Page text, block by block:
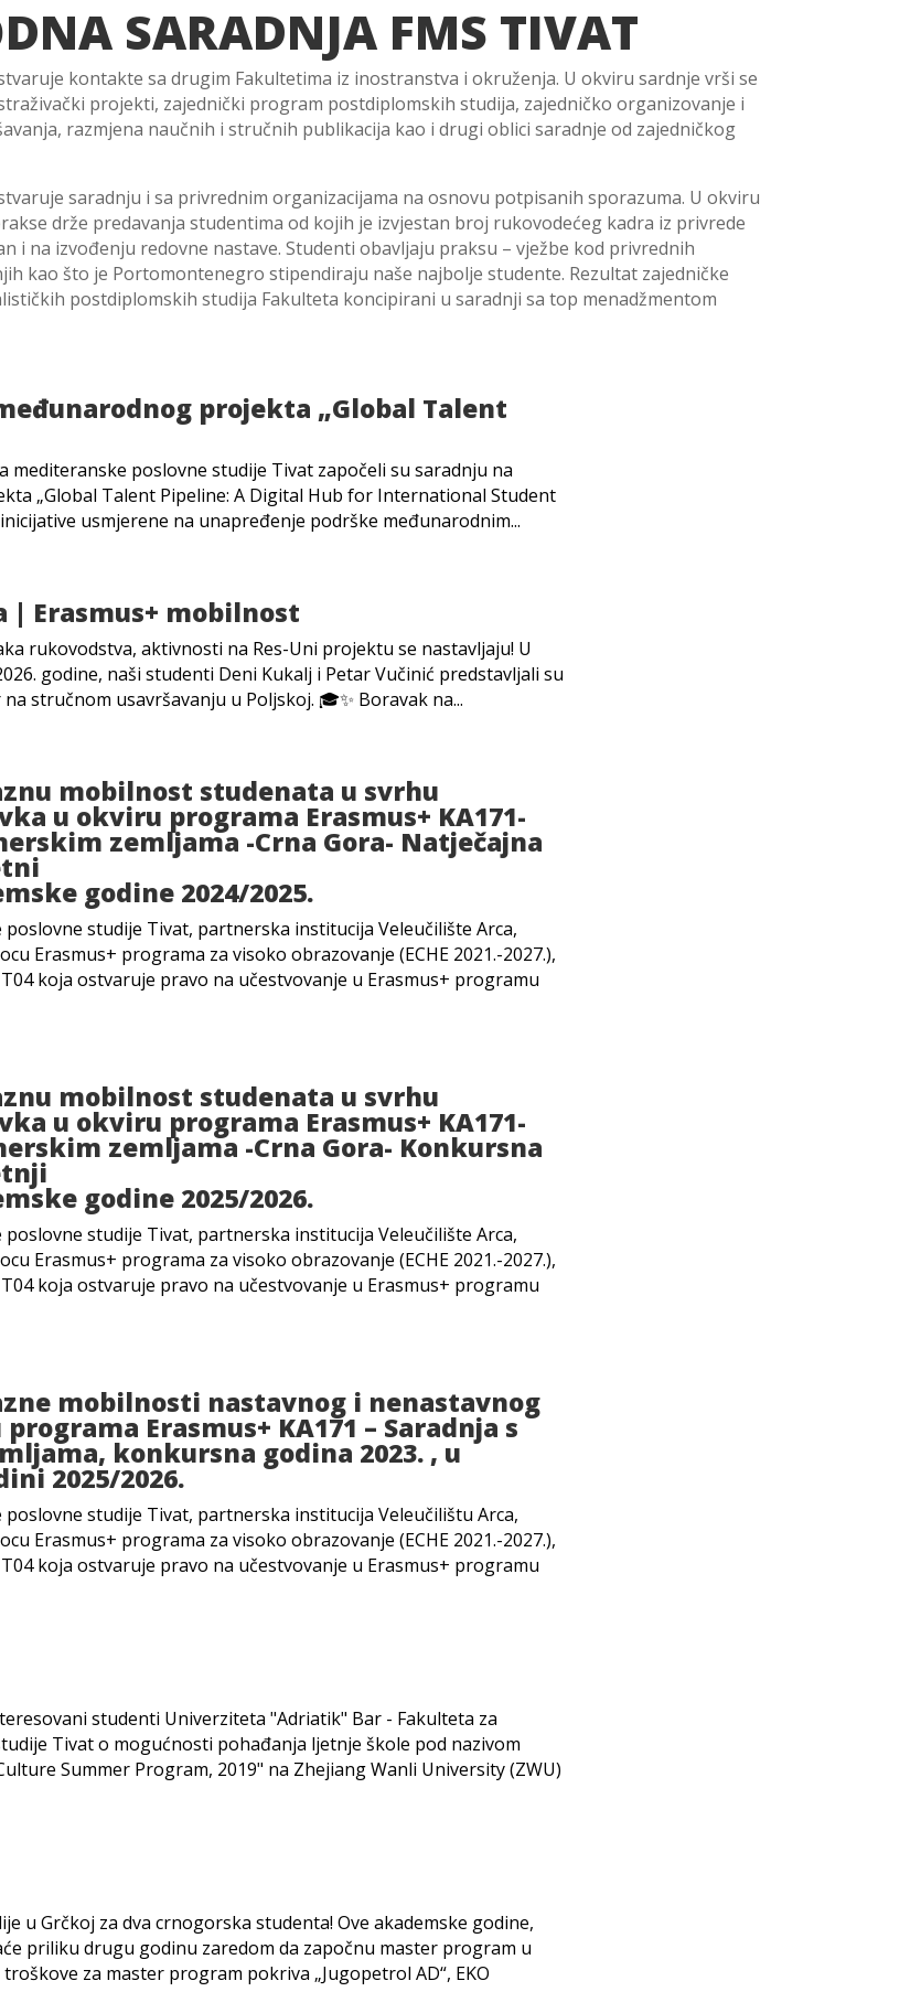
SARADNJA FMS TIVAT
kontakte sa drugim Fakultetima iz inostranstva i okruženja. U okviru sardnje vrši se
projekti, zajednički program postdiplomskih studija, zajedničko organizovanje i
razmjena naučnih i stručnih publikacija kao i drugi oblici saradnje od zajedničkog
saradnju i sa privrednim organizacijama na osnovu potpisanih sporazuma. U okviru
drže predavanja studentima od kojih je izvjestan broj rukovodećeg kadra iz privrede
i na izvođenju redovne nastave. Studenti obavljaju praksu – vježbe kod privrednih
kao što je Portomontenegro stipendiraju naše najbolje studente. Rezultat zajedničke
postdiplomskih studija Fakulteta koncipirani u saradnji sa top menadžmentom
projekta „Global Talent
mediteranske poslovne studije Tivat započeli su saradnju na
„Global Talent Pipeline: A Digital Hub for International Student
usmjerene na unapređenje podrške međunarodnim...
| Erasmus+ mobilnost
rukovodstva, aktivnosti na Res-Uni projektu se nastavljaju! U
godine, naši studenti Deni Kukalj i Petar Vučinić predstavljali su
stručnom usavršavanju u Poljskoj. 🎓✨ ​Boravak na...
mobilnost studenata u svrhu
u okviru programa Erasmus+ KA171-
zemljama -Crna Gora- Natječajna
godine 2024/2025.
studije Tivat, partnerska institucija Veleučilište Arca,
Erasmus+ programa za visoko obrazovanje (ECHE 2021.-2027.),
koja ostvaruje pravo na učestvovanje u Erasmus+ programu
mobilnost studenata u svrhu
u okviru programa Erasmus+ KA171-
zemljama -Crna Gora- Konkursna
godine 2025/2026.
studije Tivat, partnerska institucija Veleučilište Arca,
Erasmus+ programa za visoko obrazovanje (ECHE 2021.-2027.),
koja ostvaruje pravo na učestvovanje u Erasmus+ programu
mobilnosti nastavnog i nenastavnog
Erasmus+ KA171 – Saradnja s
konkursna godina 2023. , u
2025/2026.
studije Tivat, partnerska institucija Veleučilištu Arca,
Erasmus+ programa za visoko obrazovanje (ECHE 2021.-2027.),
koja ostvaruje pravo na učestvovanje u Erasmus+ programu
studenti Univerziteta "Adriatik" Bar - Fakulteta za
Tivat o mogućnosti pohađanja ljetnje škole pod nazivom
Summer Program, 2019" na Zhejiang Wanli University (ZWU)
u Grčkoj za dva crnogorska studenta! Ove akademske godine,
priliku drugu godinu zaredom da započnu master program u
za master program pokriva „Jugopetrol AD“, EKO